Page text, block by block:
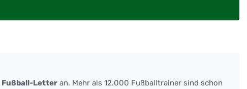
Fußball-Letter an. Mehr als 12.000 Fußballtrainer sind schon